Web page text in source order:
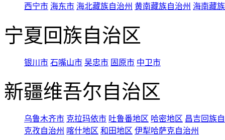
西宁市 海东市 海北藏族自治州 黄南藏族自治州 海南藏
宁夏回族自治区
银川市 石嘴山市 吴忠市 固原市 中卫市
新疆维吾尔自治区
乌鲁木齐市 克拉玛依市 吐鲁番地区 哈密地区 昌吉回族
克孜自治州 喀什地区 和田地区 伊犁哈萨克自治州